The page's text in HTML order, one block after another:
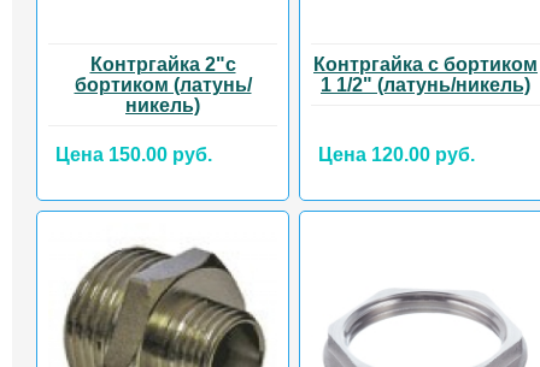
Контргайка 2"с
бортиком (латунь/
никель)
Цена 150.00 руб.
Контргайка с бортиком
1 1/2" (латунь/никель)
Цена 120.00 руб.